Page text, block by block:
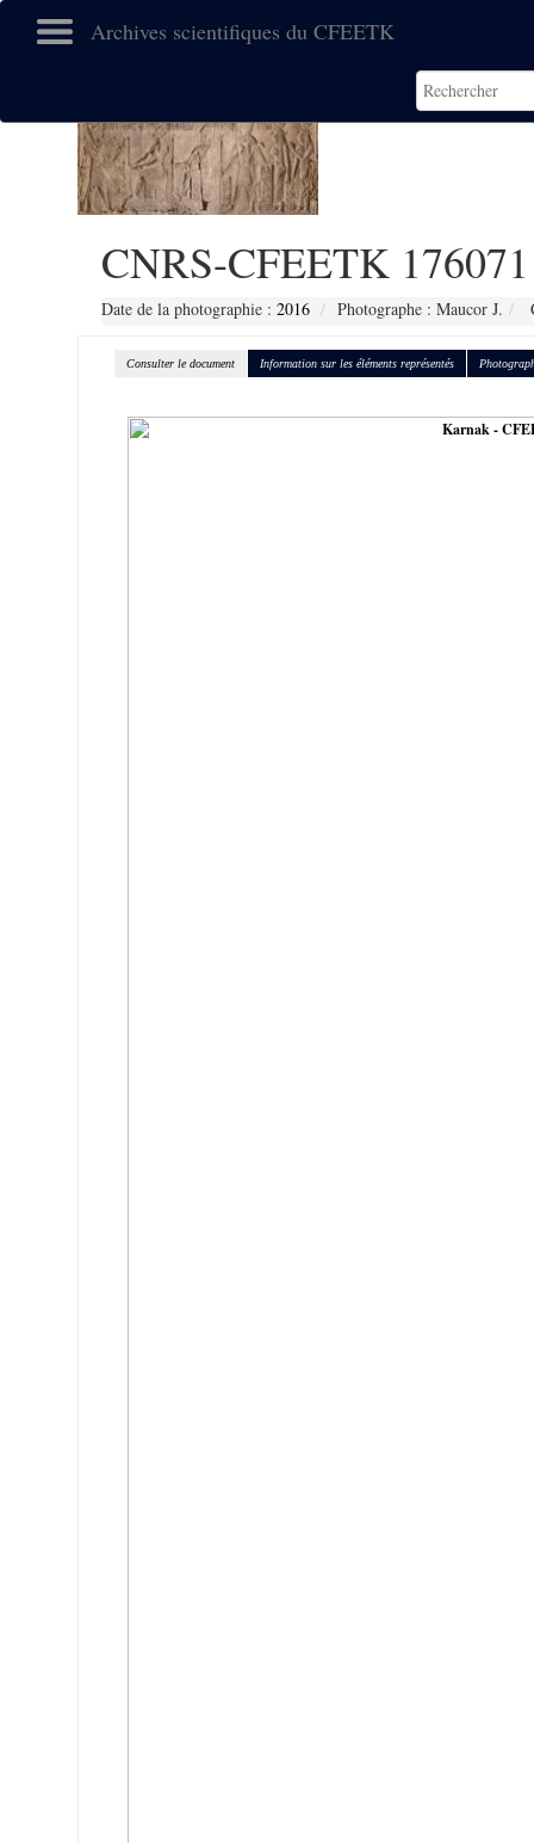
Archives scientifiques du CFEETK
CNRS-CFEETK 176071
Date de la photographie : 2016 Photographe : Maucor J.
Consulter le document Information sur les éléments représentés